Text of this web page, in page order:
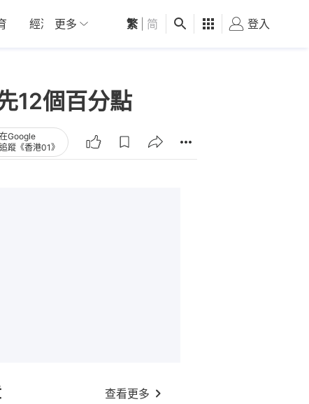
經濟 01深圳 觀點 健康 好食玩飛
更多 繁 简 登入
12個百分點
在Google
追蹤《香港01》
查看更多